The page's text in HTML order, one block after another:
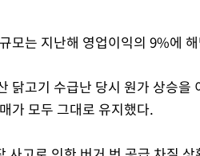
모는 지난해 영업이익의 9%에
닭고기 수급난 당시 원가 상승
가 모두 그대로 유지했다.